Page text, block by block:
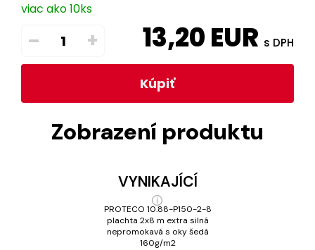
viac ako 10ks
– + 13,20EUR s DPH
Kúpiť
Zobrazení produktu
VYNIKAJÍCÍ
PROTECO 10.88-P150-2-8
plachta 2x8 m extra silná
nepromokavá s oky šedá
160g/m2